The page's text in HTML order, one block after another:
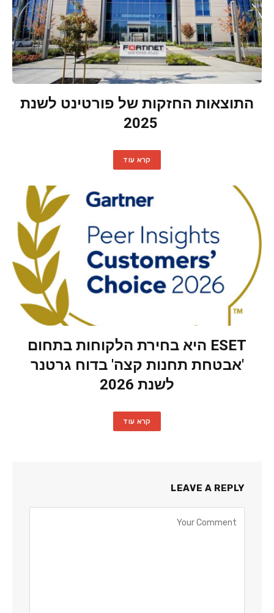
התוצאות החזקות של פורטינט לשנת
2025
קרא עוד
ESET היא בחירת הלקוחות בתחום
'אבטחת תחנות קצה' בדוח גרטנר
לשנת 2026
קרא עוד
LEAVE A REPLY